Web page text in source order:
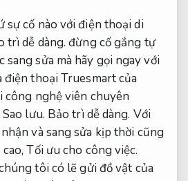
sự cố nào với điện thoại di
trì dễ dàng. đừng cố gắng tự
sang sửa mà hãy gọi ngay với
điện thoại Truesmart của
công nghệ viên chuyên
Sao lưu. Bảo trì dễ dàng. Với
và sang sửa kịp thời cũng
cao,Tối ưu cho công việc.
tôi có lẽ gửi đồ vật của